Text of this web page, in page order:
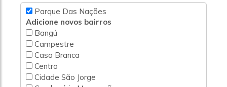
Parque Das Nações
Adicione novos bairros
Bangú
Campestre
Casa Branca
Centro
Cidade São Jorge